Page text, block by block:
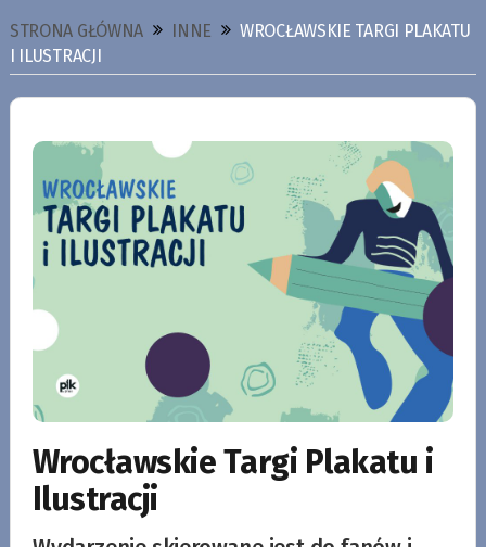
STRONA GŁÓWNA INNE
WROCŁAWSKIE TARGI PLAKATU
I ILUSTRACJI
Wrocławskie Targi Plakatu i
Ilustracji